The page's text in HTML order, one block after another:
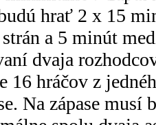
hrať 2 x 15
a 5 minút
dvaja
16 hráčov z
Na zápase